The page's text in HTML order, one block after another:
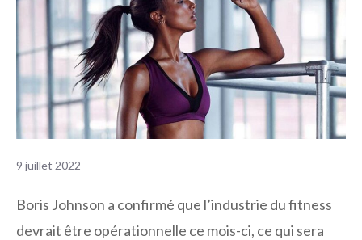
9 juillet 2022
Boris Johnson a confirmé que l’industrie du fitness
devrait être opérationnelle ce mois-ci, ce qui sera